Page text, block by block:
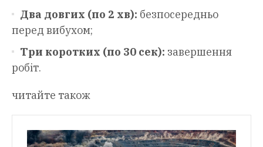
Два довгих (по 2 хв): безпосередньо
перед вибухом;
Три коротких (по 30 сек): завершення
робіт.
читайте також